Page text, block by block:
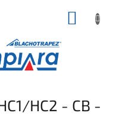
HC2 - CB -